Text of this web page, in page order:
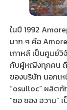
ในปี 1992
มาก ๆ คือ
เกาหลี เป็นศูนย์
กับผู้หญิงทุกคน ถื
ของบริษัท นอกเ
“osulloc” ผลิตภั
“ซอ ซอง ฮวาน”